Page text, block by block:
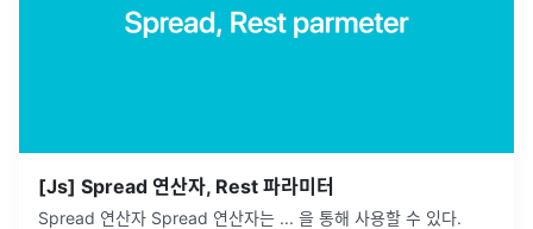
[Js] Spread 연산자, Rest 파라미터
Spread 연산자 Spread 연산자는 ... 을 통해 사용할 수 있다.